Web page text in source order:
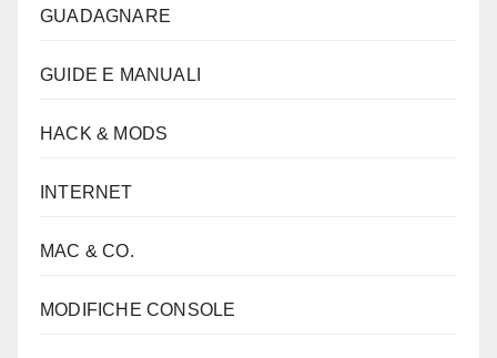
GUADAGNARE
GUIDE E MANUALI
HACK & MODS
INTERNET
MAC & CO.
MODIFICHE CONSOLE